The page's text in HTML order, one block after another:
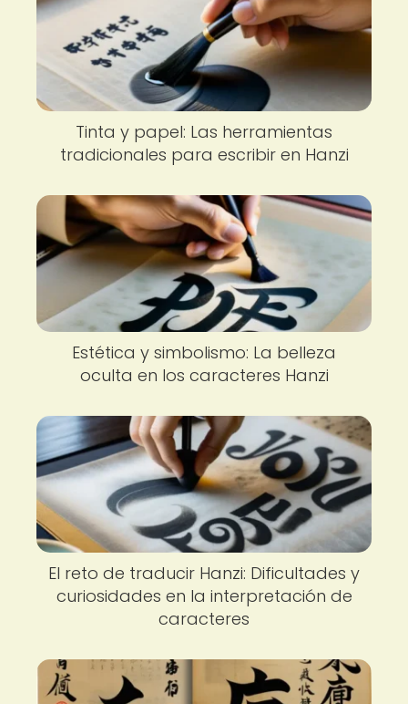
Tinta y papel: Las herramientas
tradicionales para escribir en Hanzi
Estética y simbolismo: La belleza
oculta en los caracteres Hanzi
El reto de traducir Hanzi: Dificultades y
curiosidades en la interpretación de
caracteres